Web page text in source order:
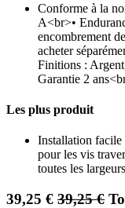
Conforme à la
A<br>•
encombrement
acheter
Finitions :
Garantie 2
Les plus produit
Installation facile
pour les vis
toutes les
39,25 € 39,25€